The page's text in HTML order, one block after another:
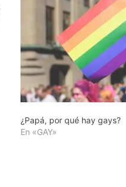
¿Papá, por qué hay gays?
En «GAY»